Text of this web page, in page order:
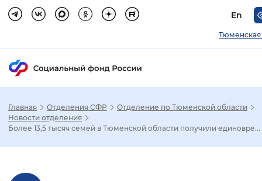
En
Тюменская
Настройка режима отображения
Главная Отделения СФР
Отделение по Тюменской области
Новости отделения
Более 13,5 тысяч семей в Тюменской области получили единовре...